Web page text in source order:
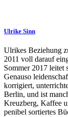
Ulrike Sinn
Ulrikes Beziehung
2011 voll darauf
Sommer 2017
Genauso
korrigiert,
Berlin, und ist
Kreuzberg, Kaffee
penibel sortiertes